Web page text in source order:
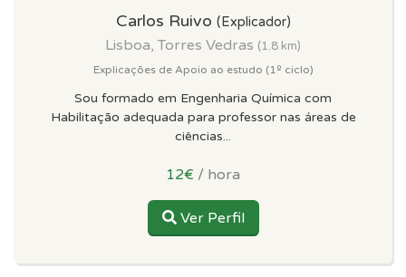
Carlos Ruivo (Explicador)
Lisboa, Torres Vedras (1.8 km)
Explicações de Apoio ao estudo (1º ciclo)
Sou formado em Engenharia Química com
Habilitação adequada para professor nas áreas de
ciências...
12€ / hora
Ver Perfil